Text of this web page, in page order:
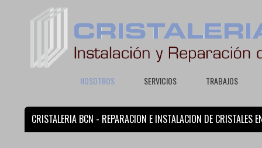
NOSOTROS SERVICIOS TRABAJOS
CRISTALERIA BCN - REPARACION E INSTALACION DE CRISTALES